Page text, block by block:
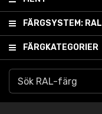
FÄRGSYSTEM:
FÄRGKATEGORIER